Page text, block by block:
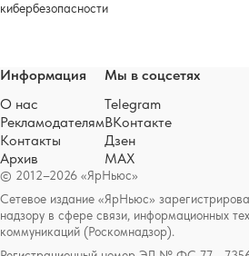
кибербезопасности
© 2012–2026 «ЯрНьюс»
Сетевое издание «ЯрНьюс»
надзору в сфере связи, информационных
коммуникаций (Роскомнадзор).
Информация
О нас
Рекламодателям
Контакты
Архив
Мы в соцсетях
Telegram
ВКонтакте
Дзен
MAX